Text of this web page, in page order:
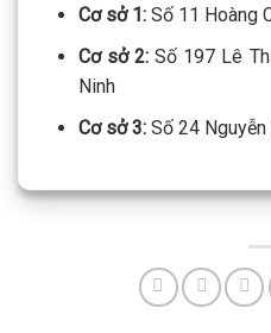
Cơ sở 1: Số 11 Hoàng
Cơ sở 2: Số 197 Lê
Ninh
Cơ sở 3:Số 24 Nguyễn